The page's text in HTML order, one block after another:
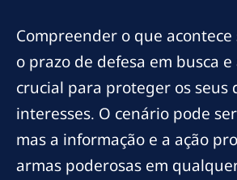
Compreender o que
o prazo de defesa em busca
crucial para proteger os seus
interesses. O cenário pode
mas a informação e a ação
armas poderosas em